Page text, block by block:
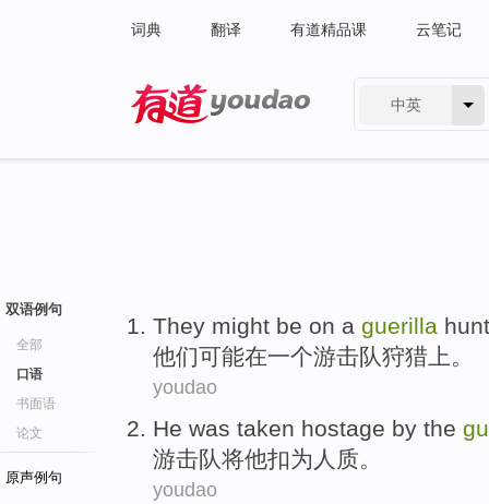
词典 翻译 有道精品课 云笔记
中英
双语例句
全部
口语
书面语
论文
原声例句
They might be on a guerilla hunt
他们可能在一个游击队狩猎 上。
youdao
He was taken hostage by the
游击队将他扣为 人质。
youdao